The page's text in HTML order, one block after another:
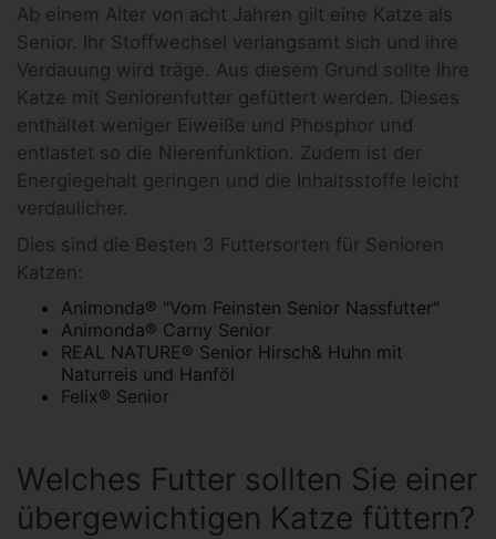
Ab einem Alter von acht Jahren gilt eine Katze als
Senior. Ihr Stoffwechsel verlangsamt sich und ihre
Verdauung wird träge. Aus diesem Grund sollte Ihre
Katze mit Seniorenfutter gefüttert werden. Dieses
enthältet weniger Eiweiße und Phosphor und
entlastet so die Nierenfunktion. Zudem ist der
Energiegehalt geringen und die Inhaltsstoffe leicht
verdaulicher.
Dies sind die Besten 3 Futtersorten für Senioren
Katzen:
Animonda® "Vom Feinsten Senior Nassfutter"
Animonda® Carny Senior
REAL NATURE® Senior Hirsch& Huhn mit
Naturreis und Hanföl
Felix® Senior
Welches Futter sollten Sie einer
übergewichtigen Katze füttern?